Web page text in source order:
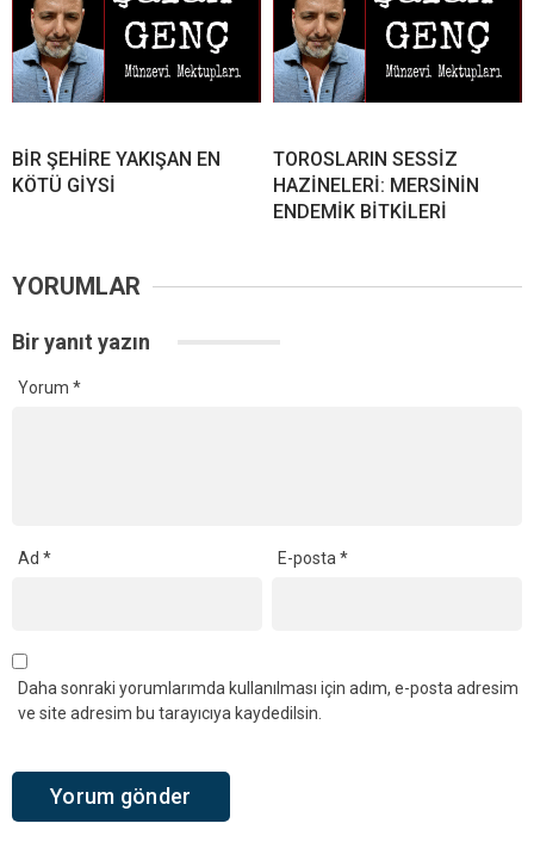
BİR ŞEHİRE YAKIŞAN EN
KÖTÜ GİYSİ
TOROSLARIN SESSİZ
HAZİNELERİ: MERSİNİN
ENDEMİK BİTKİLERİ
YORUMLAR
Bir yanıt yazın
Yorum *
Ad * E-posta*
Daha sonraki yorumlarımda kullanılması için adım, e-posta adresim
ve site adresim bu tarayıcıya kaydedilsin.